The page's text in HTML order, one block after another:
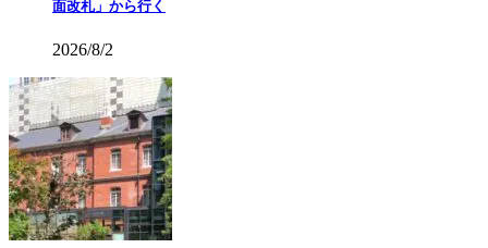
面改札」から行く
2026/8/2